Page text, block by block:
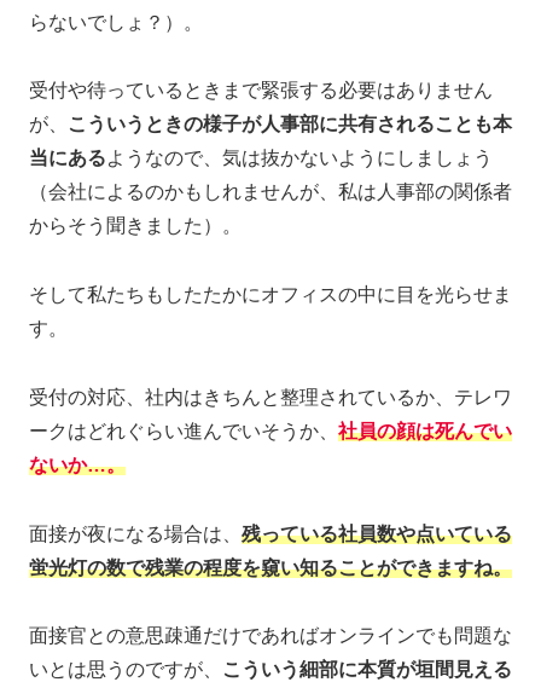
らないでしょ？）。
受付や待っているときまで緊張する必要はありません
が、
こういうときの様子が人事部に共有されることも本
当にあるようなので、気は抜かないようにしましょう
（会社によるのかもしれませんが、私は人事部の関係者
からそう聞きました）。
そして私たちもしたたかにオフィスの中に目を光らせま
す。
受付の対応、社内はきちんと整理されているか、テレワ
ークはどれぐらい進んでいそうか、 社員の顔は死んでい
ないか…。
面接が夜になる場合は、 残っている社員数や点いている
蛍光灯の数で残業の程度を窺い知ることができますね。
面接官との意思疎通だけであればオンラインでも問題な
いとは思うのですが、
こういう細部に本質が垣間見える